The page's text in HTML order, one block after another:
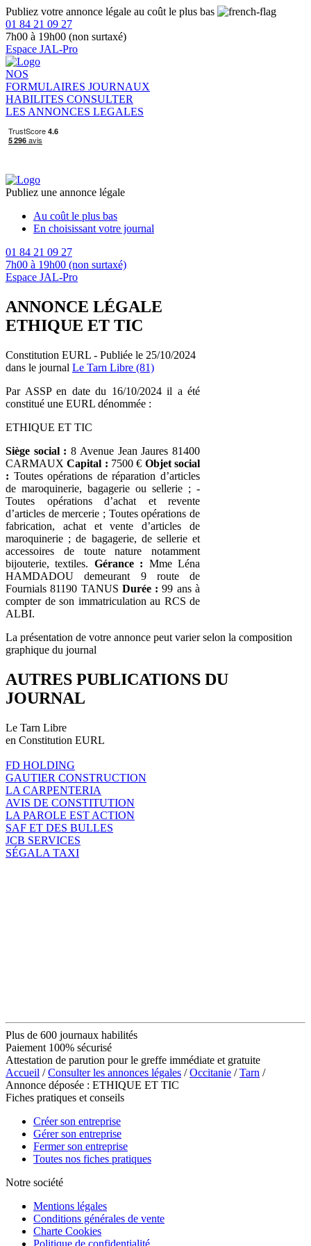
Publiez votre annonce légale au coût le plus bas
01 84 21 09 27
7h00 à 19h00 (non surtaxé)
Espace JAL-Pro
NOS
FORMULAIRES JOURNAUX
HABILITES CONSULTER
LES ANNONCES LEGALES
Publiez une annonce légale
Au coût le plus bas
En choisissant votre journal
01 84 21 09 27
7h00 à 19h00 (non surtaxé)
Espace JAL-Pro
ANNONCE LÉGALE
ETHIQUE ET TIC
Constitution EURL - Publiée le 25/10/2024
dans le journal Le Tarn Libre (81)
Par ASSP en date du 16/10/2024 il a été
constitué une EURL dénommée :
ETHIQUE ET TIC
Siège social :8 Avenue Jean Jaures 81400
CARMAUXCapital : 7500 € Objet social
: Toutes opérations de réparation d’articles
de maroquinerie, bagagerie ou sellerie ; -
Toutes opérations d’achat et revente
d’articles de mercerie ; Toutes opérations de
fabrication, achat et vente d’articles de
maroquinerie ; de bagagerie, de sellerie et
accessoires de toute nature notamment
bijouterie, textiles. Gérance : Mme Léna
HAMDADOU demeurant 9 route de
Fournials 81190 TANUS Durée : 99 ans à
compter de son immatriculation au RCS de
ALBI.
La présentation de votre annonce peut varier selon la composition
graphique du journal
AUTRES PUBLICATIONS DU
JOURNAL
Le Tarn Libre
en Constitution EURL
FD HOLDING
GAUTIER CONSTRUCTION
LA CARPENTERIA
AVIS DE CONSTITUTION
LA PAROLE EST ACTION
SAF ET DES BULLES
JCB SERVICES
SÉGALA TAXI
Plus de 600 journaux habilités
Paiement 100% sécurisé
Attestation de parution pour le greffe immédiate et gratuite
Accueil /Consulter les annonces légales /Occitanie /Tarn /
Annonce déposée : ETHIQUE ET TIC
Fiches pratiques et conseils
Créer son entreprise
Gérer son entreprise
Fermer son entreprise
Toutes nos fiches pratiques
Notre société
Mentions légales
Conditions générales de vente
Charte Cookies
Politique de confidentialité